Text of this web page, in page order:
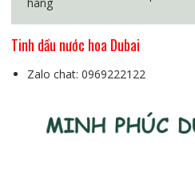
hàng
Tinh dầu nước hoa Dubai
Zalo chat: 0969222122